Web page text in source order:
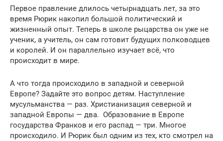
Первое правление длилось четырнадцать лет, за это
время Рюрик накопил большой политический и
жизненный опыт. Теперь в школе рыцарства он уже не
ученик, а учитель, он сам готовит будущих полководцев
и королей. И он параллельно изучает всё, что
происходит в мире.
А что тогда происходило в западной и северной
Европе? Задайте это вопрос детям. Наступление
мусульманства — раз. Христианизация северной и
западной Европы — два. Образование в Европе
государства Франков и его распад — три. Многое
происходило. И Рюрик был одним из тех, кто смотрел на